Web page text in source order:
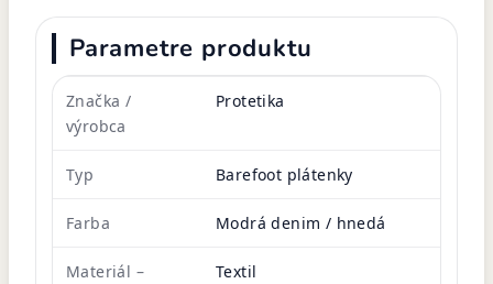
Parametre produktu
Značka /
výrobca
Protetika
Typ Barefoot plátenky
Farba Modrá denim / hnedá
Materiál –
Textil